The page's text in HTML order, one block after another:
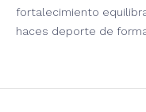
fortalecimiento
haces deporte de